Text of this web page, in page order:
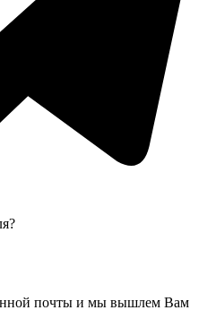
почты и мы вышлем Вам